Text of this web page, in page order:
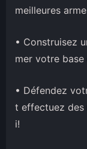
meilleures
• Construisez
mer votre
• Défendez
t effectuez des
i!